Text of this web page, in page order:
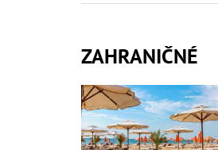
ZAHRANIČNÉ